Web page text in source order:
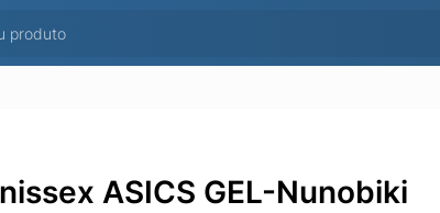
ASICS GEL-Nunobiki